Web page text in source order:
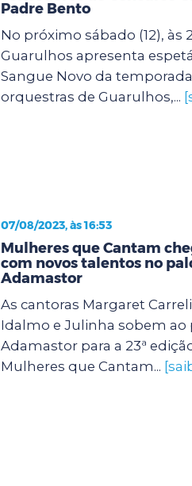
Padre Bento
No próximo sábado (12), às
Guarulhos apresenta
Sangue Novo da
orquestras de Guarulhos,...
07/08/2023, às 16:53
Mulheres que Cantam
com novos talentos no
Adamastor
As cantoras Margaret
Idalmo e Julinha sobem ao
Adamastor para a 23ª
Mulheres que Cantam...